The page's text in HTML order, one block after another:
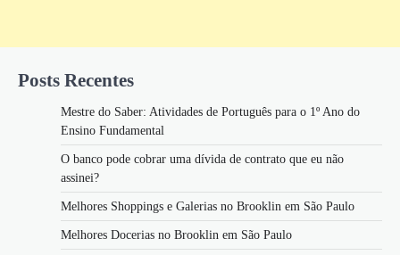
Posts Recentes
Mestre do Saber: Atividades de Português para o 1º Ano do
Ensino Fundamental
O banco pode cobrar uma dívida de contrato que eu não
assinei?
Melhores Shoppings e Galerias no Brooklin em São Paulo
Melhores Docerias no Brooklin em São Paulo